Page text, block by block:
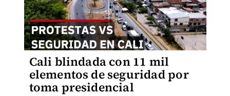
Cali blindada con 11 mil
elementos de seguridad por
toma presidencial